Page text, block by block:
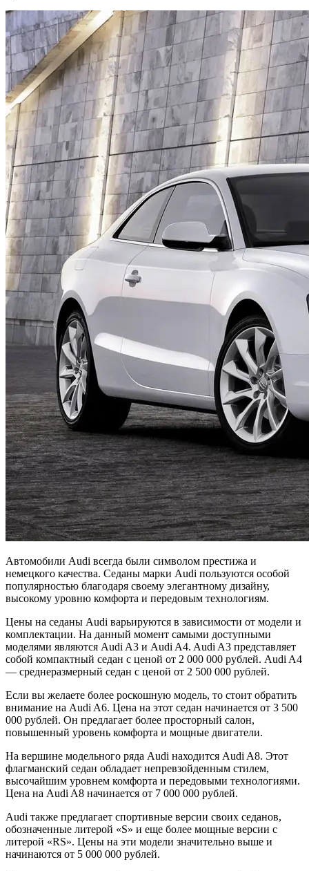
Автомобили Audi всегда были символом престижа и
немецкого качества. Седаны марки Audi пользуются особой
популярностью благодаря своему элегантному дизайну,
высокому уровню комфорта и передовым технологиям.
Цены на седаны Audi варьируются в зависимости от модели и
комплектации. На данный момент самыми доступными
моделями являются Audi A3 и Audi A4. Audi A3 представляет
собой компактный седан с ценой от 2 000 000 рублей. Аudi A4
— среднеразмерный седан с ценой от 2 500 000 рублей.
Если вы желаете более роскошную модель, то стоит обратить
внимание на Audi A6. Цена на этот седан начинается от 3 500
000 рублей. Он предлагает более просторный салон,
повышенный уровень комфорта и мощные двигатели.
На вершине модельного ряда Audi находится Audi A8. Этот
флагманский седан обладает непревзойденным стилем,
высочайшим уровнем комфорта и передовыми технологиями.
Цена на Audi A8 начинается от 7 000 000 рублей.
Audi также предлагает спортивные версии своих седанов,
обозначенные литерой «S» и еще более мощные версии с
литерой «RS». Цены на эти модели значительно выше и
начинаются от 5 000 000 рублей.